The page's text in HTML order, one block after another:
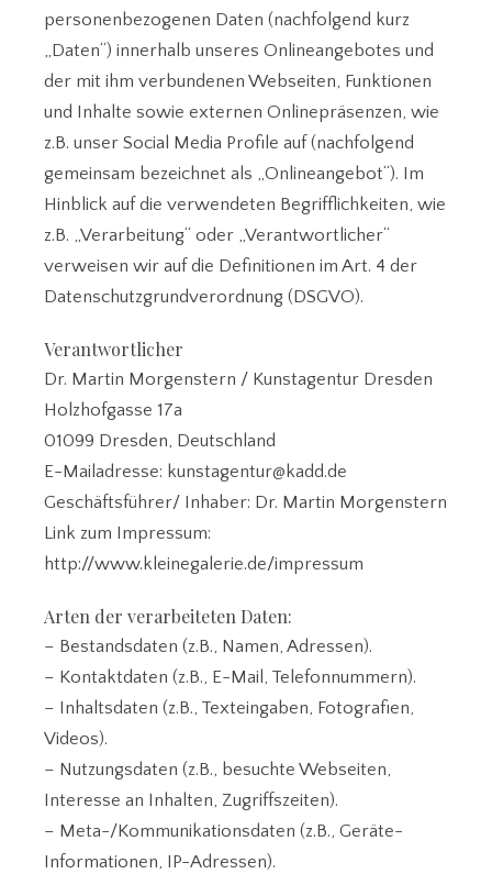
personenbezogenen Daten (nachfolgend kurz
„Daten“) innerhalb unseres Onlineangebotes und
der mit ihm verbundenen Webseiten, Funktionen
und Inhalte sowie externen Onlinepräsenzen, wie
z.B. unser Social Media Profile auf (nachfolgend
gemeinsam bezeichnet als „Onlineangebot“). Im
Hinblick auf die verwendeten Begrifflichkeiten, wie
z.B. „Verarbeitung“ oder „Verantwortlicher“
verweisen wir auf die Definitionen im Art. 4 der
Datenschutzgrundverordnung (DSGVO).
Verantwortlicher
Dr. Martin Morgenstern / Kunstagentur Dresden
Holzhofgasse 17a
01099 Dresden, Deutschland
E-Mailadresse: kunstagentur@kadd.de
Geschäftsführer/ Inhaber: Dr. Martin Morgenstern
Link zum Impressum:
http://www.kleinegalerie.de/impressum
Arten der verarbeiteten Daten:
– Bestandsdaten (z.B., Namen, Adressen).
– Kontaktdaten (z.B., E-Mail, Telefonnummern).
– Inhaltsdaten (z.B., Texteingaben, Fotografien,
Videos).
– Nutzungsdaten (z.B., besuchte Webseiten,
Interesse an Inhalten, Zugriffszeiten).
– Meta-/Kommunikationsdaten (z.B., Geräte-
Informationen, IP-Adressen).